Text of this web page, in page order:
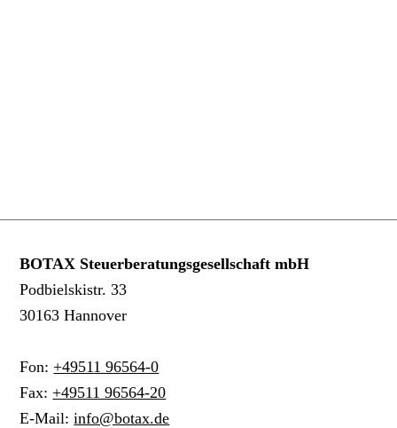
BOTAX Steuerberatungsgesellschaft mbH
Podbielskistr. 33
30163 Hannover
Fon:+49511 96564-0
Fax:+49511 96564-20
E-Mail:info@botax.de